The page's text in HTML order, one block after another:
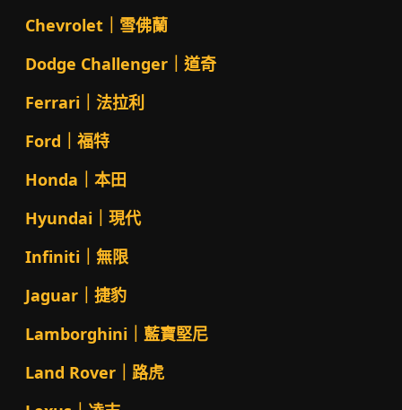
Chevrolet｜雪佛蘭
Dodge Challenger｜道奇
Ferrari｜法拉利
Ford｜福特
Honda｜本田
Hyundai｜現代
Infiniti｜無限
Jaguar｜捷豹
Lamborghini｜藍寶堅尼
Land Rover｜路虎